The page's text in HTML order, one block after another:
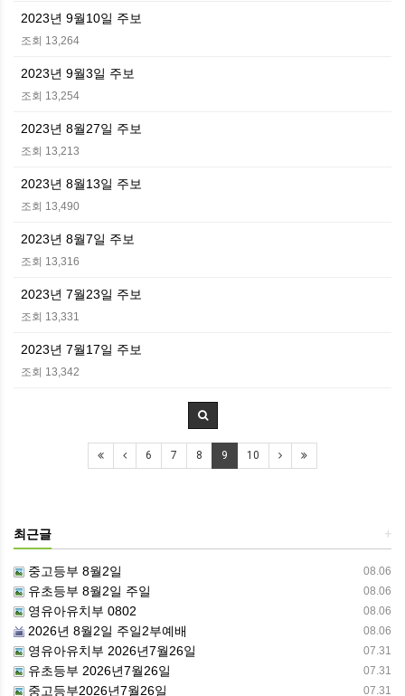
2023년 9월10일 주보
조회 13,264
2023년 9월3일 주보
조회 13,254
2023년 8월27일 주보
조회 13,213
2023년 8월13일 주보
조회 13,490
2023년 8월7일 주보
조회 13,316
2023년 7월23일 주보
조회 13,331
2023년 7월17일 주보
조회 13,342
6 7 8 9 10
+
최근글
08.06
중고등부 8월2일
08.06
유초등부 8월2일 주일
08.06
영유아유치부 0802
08.06
2026년 8월2일 주일2부예배
07.31
영유아유치부 2026년7월26일
07.31
유초등부 2026년7월26일
07.31
중고등부2026년7월26일